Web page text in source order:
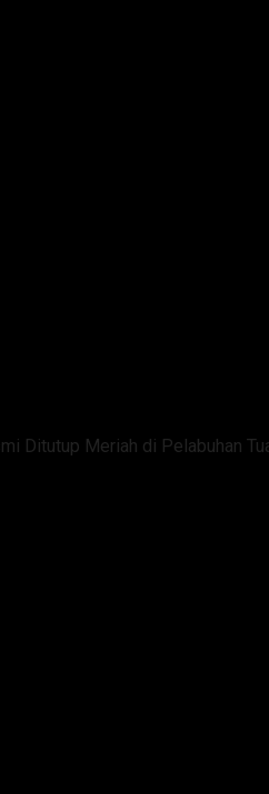
Ditutup Meriah di Pelabuhan